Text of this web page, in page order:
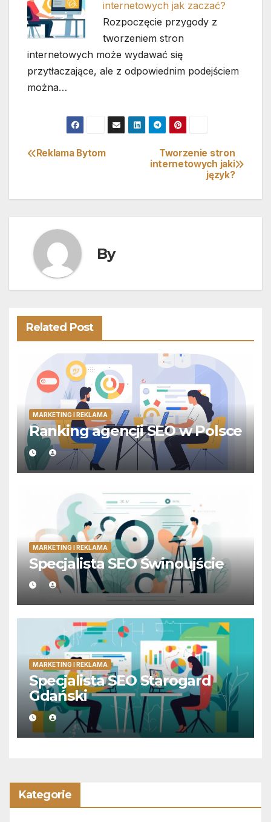
internetowych jak zaczać?
Rozpoczęcie przygody z
tworzeniem stron
internetowych może wydawać się
przytłaczające, ale z odpowiednim podejściem
można…
Nawigacja
Tworzenie stron
internetowych jaki
język?
Reklama Bytom
By
Related Post
MARKETING I REKLAMA
Ranking agencji SEO w Polsce
MARKETING I REKLAMA
Specjalista SEO Świnoujście
MARKETING I REKLAMA
Specjalista SEO Starogard
Gdański
Kategorie